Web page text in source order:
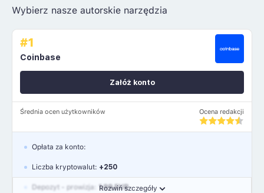
Wybierz nasze autorskie narzędzia
#1
Coinbase
Średnia ocen użytkowników Ocena redakcji
Załóż konto
Rozwiń szczegóły
Opłata za konto:
Liczba kryptowalut: +250
Depozyt - prowizja: 1.99 EUR